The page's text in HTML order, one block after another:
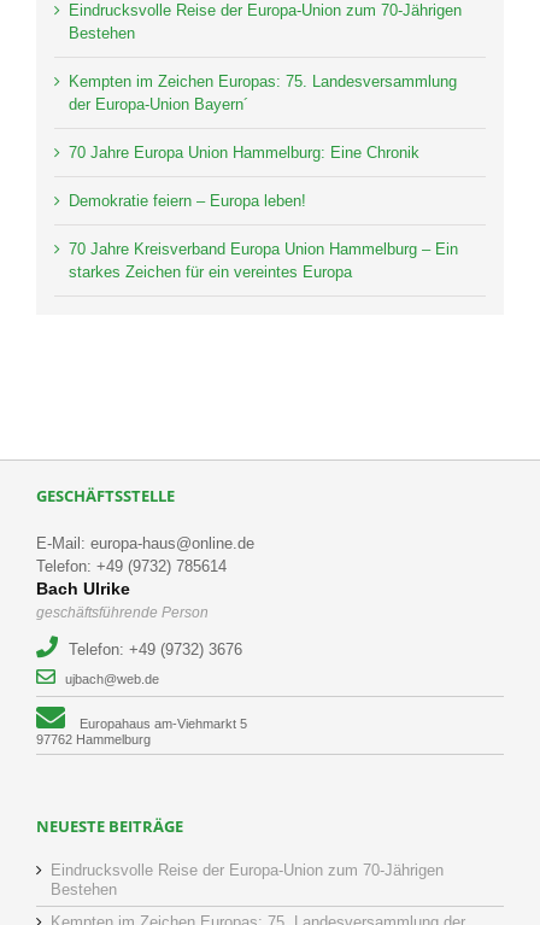
Eindrucksvolle Reise der Europa-Union zum 70-Jährigen
Bestehen
Kempten im Zeichen Europas: 75. Landesversammlung
der Europa-Union Bayern´
70 Jahre Europa Union Hammelburg: Eine Chronik
Demokratie feiern – Europa leben!
70 Jahre Kreisverband Europa Union Hammelburg – Ein
starkes Zeichen für ein vereintes Europa
GESCHÄFTSSTELLE
E-Mail: europa-haus@online.de
Telefon: +49 (9732) 785614
Bach Ulrike
geschäftsführende Person
Telefon: +49 (9732) 3676
ujbach@web.de
Europahaus am-Viehmarkt 5
97762 Hammelburg
NEUESTE BEITRÄGE
Eindrucksvolle Reise der Europa-Union zum 70-Jährigen
Bestehen